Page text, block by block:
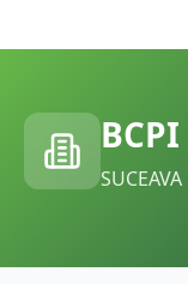
BCPI
SUCEAVA